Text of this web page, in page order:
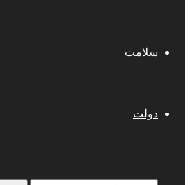
سلامت
دولت